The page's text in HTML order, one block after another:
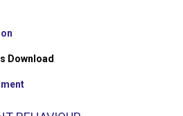
Download